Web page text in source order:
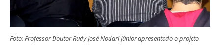
Foto: Professor Doutor Rudy José Nodari Júnior apresentado o projeto